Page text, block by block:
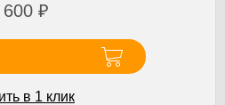
600 ₽
в 1 клик